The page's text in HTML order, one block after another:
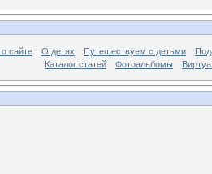
сайте О детях Путешествуем с детьми
Каталог статей
Фотоальбомы